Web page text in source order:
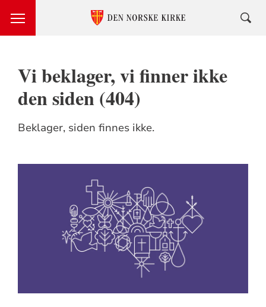
Vi beklager, vi finner ikke
den siden (404)
Beklager, siden finnes ikke.